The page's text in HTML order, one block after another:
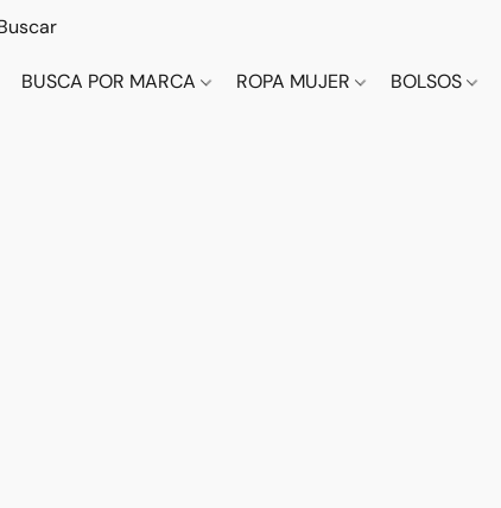
BUSCA POR MARCA ROPA MUJER BOLSOS